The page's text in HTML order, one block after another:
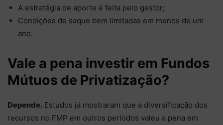
A estratégia de aporte é feita pelo gestor;
Condições de saque bem limitadas em menos de um
ano.
Vale a pena investir em Fundos
Mútuos de Privatização?
Depende. Estudos já mostraram que a diversificação dos
recursos no FMP em outros períodos valeu a pena em